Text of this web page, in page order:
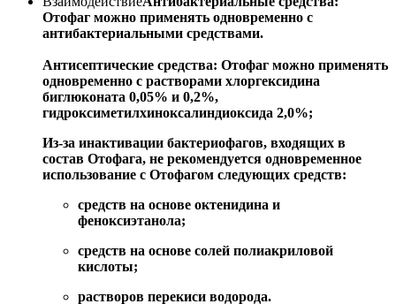
Отофаг можно применять одновременно с
антибактериальными средствами.
Антисептические средства: Отофаг можно применять
одновременно с растворами хлоргексидина
биглюконата 0,05% и 0,2%,
гидроксиметилхиноксалиндиоксида 2,0%;
Из-за инактивации бактериофагов, входящих в
состав Отофага, не рекомендуется одновременное
использование с Отофагом следующих средств:
средств на основе октенидина и
феноксиэтанола;
средств на основе солей полиакриловой
кислоты;
растворов перекиси водорода.